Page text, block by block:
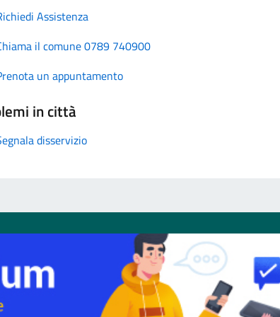
Assistenza
il comune 0789 740900
un appuntamento
in città
disservizio